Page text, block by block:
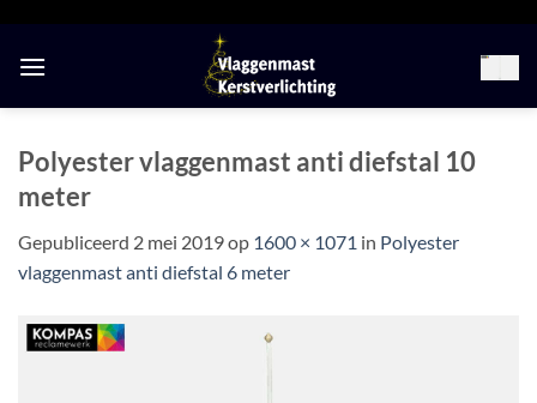
inhoud
Polyester vlaggenmast anti diefstal 10
meter
Gepubliceerd 2 mei 2019op 1600 × 1071 in Polyester
vlaggenmast anti diefstal 6 meter